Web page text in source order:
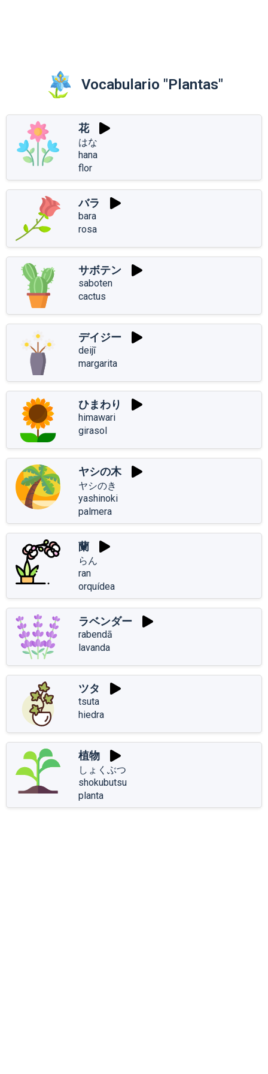
Vocabulario "Plantas"
花
はな
hana
flor
バラ
bara
rosa
サボテン
saboten
cactus
デイジー
deijī
margarita
ひまわり
himawari
girasol
ヤシの木
ヤシのき
yashinoki
palmera
蘭
らん
ran
orquídea
ラベンダー
rabendā
lavanda
ツタ
tsuta
hiedra
植物
しょくぶつ
shokubutsu
planta